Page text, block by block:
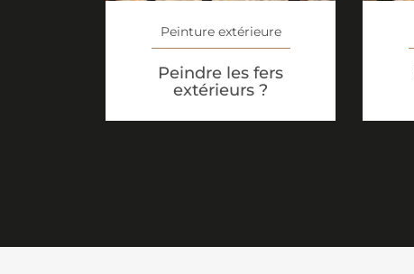
Peinture extérieure
Peindre les fers
extérieurs ?